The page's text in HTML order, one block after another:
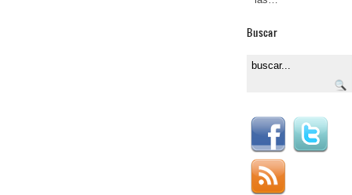
Buscar